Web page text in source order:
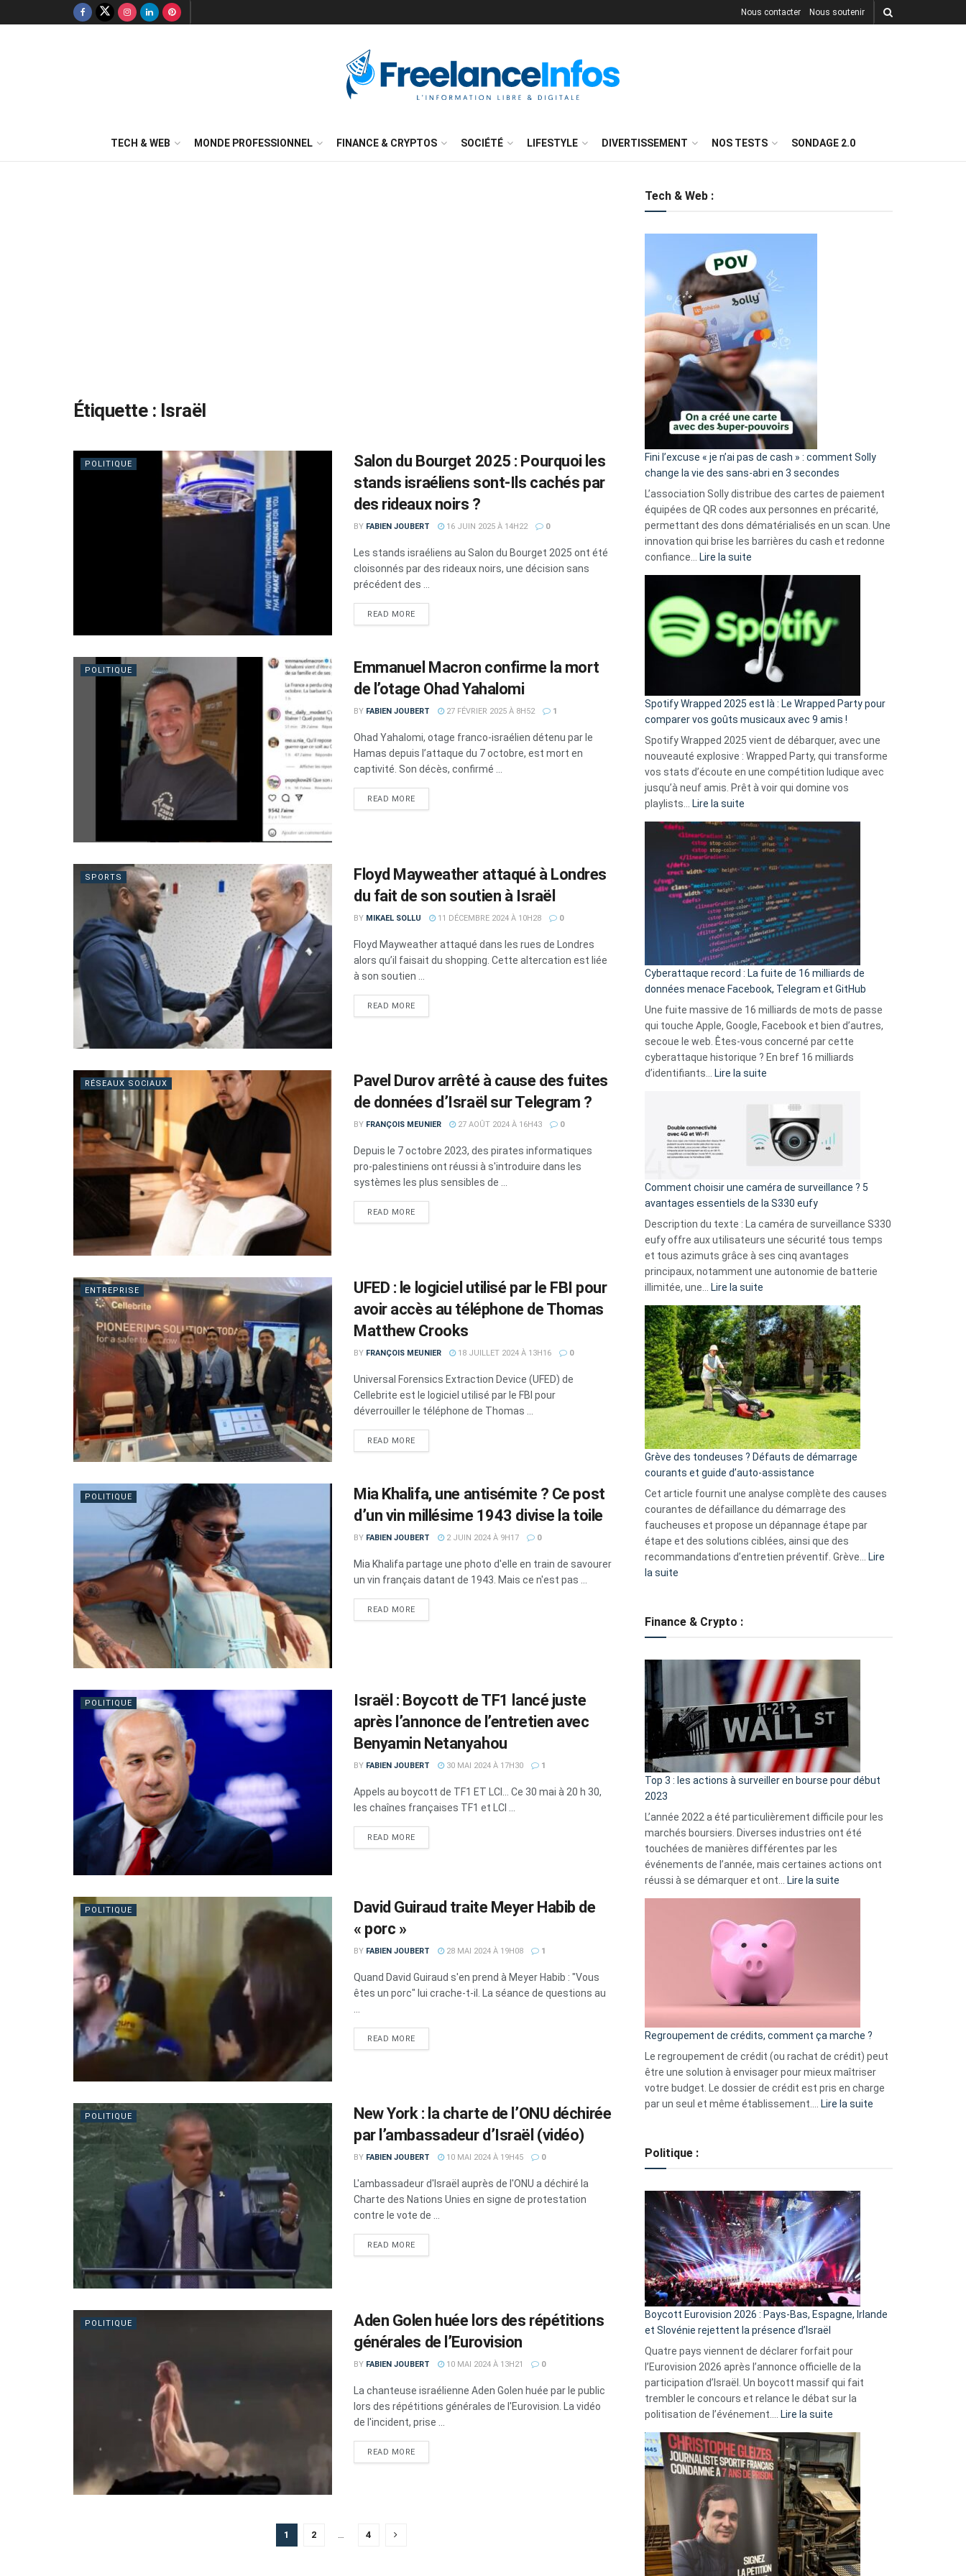
Nous contacter Nous soutenir
TECH & WEB MONDE PROFESSIONNEL FINANCE & CRYPTOS SOCIÉTÉ LIFESTYLE DIVERTISSEMENT NOS TESTS SONDAGE 2.0
Étiquette : Israël
POLITIQUE
Salon du Bourget 2025 : Pourquoi les
stands israéliens sont-Ils cachés par
des rideaux noirs ?
BY FABIEN JOUBERT 16 JUIN 2025 À 14H22 0
Les stands israéliens au Salon du Bourget 2025 ont été
cloisonnés par des rideaux noirs, une décision sans
précédent des ...
READ MOREDETAILS
POLITIQUE
Emmanuel Macron confirme la mort
de l’otage Ohad Yahalomi
BY FABIEN JOUBERT 27 FÉVRIER 2025 À 8H52 1
Ohad Yahalomi, otage franco-israélien détenu par le
Hamas depuis l’attaque du 7 octobre, est mort en
captivité. Son décès, confirmé ...
READ MOREDETAILS
SPORTS
Floyd Mayweather attaqué à Londres
du fait de son soutien à Israël
BY MIKAEL SOLLU 11 DÉCEMBRE 2024 À 10H28 0
Floyd Mayweather attaqué dans les rues de Londres
alors qu’il faisait du shopping. Cette altercation est liée
à son soutien ...
READ MOREDETAILS
RÉSEAUX SOCIAUX
Pavel Durov arrêté à cause des fuites
de données d’Israël sur Telegram ?
BY FRANÇOIS MEUNIER 27 AOÛT 2024 À 16H43 0
Depuis le 7 octobre 2023, des pirates informatiques
pro-palestiniens ont réussi à s'introduire dans les
systèmes les plus sensibles de ...
READ MOREDETAILS
ENTREPRISE
UFED : le logiciel utilisé par le FBI pour
avoir accès au téléphone de Thomas
Matthew Crooks
BY FRANÇOIS MEUNIER 18 JUILLET 2024 À 13H16 0
Universal Forensics Extraction Device (UFED) de
Cellebrite est le logiciel utilisé par le FBI pour
déverrouiller le téléphone de Thomas ...
READ MOREDETAILS
POLITIQUE
Mia Khalifa, une antisémite ? Ce post
d’un vin millésime 1943 divise la toile
BY FABIEN JOUBERT 2 JUIN 2024 À 9H17 0
Mia Khalifa partage une photo d'elle en train de savourer
un vin français datant de 1943. Mais ce n'est pas ...
READ MOREDETAILS
POLITIQUE
Israël : Boycott de TF1 lancé juste
après l’annonce de l’entretien avec
Benyamin Netanyahou
BY FABIEN JOUBERT 30 MAI 2024 À 17H30 1
Appels au boycott de TF1 ET LCI... Ce 30 mai à 20 h 30,
les chaînes françaises TF1 et LCI ...
READ MOREDETAILS
POLITIQUE
David Guiraud traite Meyer Habib de
« porc »
BY FABIEN JOUBERT 28 MAI 2024 À 19H08 1
Quand David Guiraud s'en prend à Meyer Habib : "Vous
êtes un porc" lui crache-t-il. La séance de questions au
READ MOREDETAILS
POLITIQUE
New York : la charte de l’ONU déchirée
par l’ambassadeur d’Israël (vidéo)
BY FABIEN JOUBERT 10 MAI 2024 À 19H45 0
L'ambassadeur d'Israël auprès de l'ONU a déchiré la
Charte des Nations Unies en signe de protestation
contre le vote de ...
READ MOREDETAILS
POLITIQUE
Aden Golen huée lors des répétitions
générales de l’Eurovision
BY FABIEN JOUBERT 10 MAI 2024 À 13H21 0
La chanteuse israélienne Aden Golen huée par le public
lors des répétitions générales de l'Eurovision. La vidéo
de l'incident, prise ...
READ MOREDETAILS
1 2 4
Tech & Web :
Fini l’excuse « je n’ai pas de cash » : comment Solly
change la vie des sans-abri en 3 secondes
L’association Solly distribue des cartes de paiement
équipées de QR codes aux personnes en précarité,
permettant des dons dématérialisés en un scan. Une
innovation qui brise les barrières du cash et redonne
confiance…
Lire la suite
l’excuse
je
n’ai
pas
de
cash
»
Solly
change
la
vie
sans-
abri
en
3
secondes
Spotify Wrapped 2025 est là : Le Wrapped Party pour
comparer vos goûts musicaux avec 9 amis !
Spotify Wrapped 2025 vient de débarquer, avec une
nouveauté explosive : Wrapped Party, qui transforme
vos stats d’écoute en une compétition ludique avec
jusqu’à neuf amis. Prêt à voir qui domine vos
playlists…
Lire la suite
Wrapped
2025
est
:
Le
Wrapped
Party
pour
comparer
vos
goûts
musicaux
avec
9
amis
Cyberattaque record : La fuite de 16 milliards de
données menace Facebook, Telegram et GitHub
Une fuite massive de 16 milliards de mots de passe
qui touche Apple, Google, Facebook et bien d’autres,
secoue le web. Êtes-vous concerné par cette
cyberattaque historique ? En bref 16 milliards
d’identifiants…
Lire la suite
record
La
fuite
16
milliards
données
menace
Facebook,
Telegram
GitHub
Comment choisir une caméra de surveillance ? 5
avantages essentiels de la S330 eufy
Description du texte : La caméra de surveillance S330
eufy offre aux utilisateurs une sécurité tous temps
et tous azimuts grâce à ses cinq avantages
principaux, notamment une autonomie de batterie
illimitée, une…
Lire la suite
choisir
une
caméra
de
surveillance
?
5
avantages
essentiels
de
la
S330
eufy
Grève des tondeuses ? Défauts de démarrage
courants et guide d’auto-assistance
Cet article fournit une analyse complète des causes
courantes de défaillance du démarrage des
faucheuses et propose un dépannage étape par
étape et des solutions ciblées, ainsi que des
recommandations d’entretien préventif. Grève…
Lire
la suite
tondeuses
démarrage
courants
et
guide
d’auto-
assistance
Finance & Crypto :
Top 3 : les actions à surveiller en bourse pour début
2023
L’année 2022 a été particulièrement difficile pour les
marchés boursiers. Diverses industries ont été
touchées de manières différentes par les
événements de l’année, mais certaines actions ont
réussi à se démarquer et ont…
Lire la suite
en
pour
début
2023
Regroupement de crédits, comment ça marche ?
Le regroupement de crédit (ou rachat de crédit) peut
être une solution à envisager pour mieux maîtriser
votre budget. Le dossier de crédit est pris en charge
par un seul et même établissement.…
Lire la suite
Politique :
Boycott Eurovision 2026 : Pays-Bas, Espagne, Irlande
et Slovénie rejettent la présence d’Israël
Quatre pays viennent de déclarer forfait pour
l’Eurovision 2026 après l’annonce officielle de la
participation d’Israël. Un boycott massif qui fait
trembler le concours et relance le débat sur la
politisation de l’événement.…
Lire la suite
Eurovision
2026
:
Pays-
Bas,
Espagne,
Irlande
et
Slovénie